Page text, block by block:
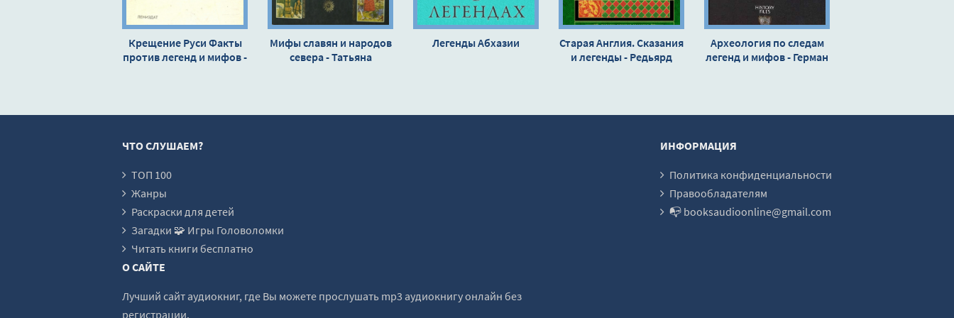
Муравьева Татьяна - Сто великих мифов и легенд
Муравьева Татьяна - Сто великих мифов и легенд
Муравьева Татьяна - Сто великих мифов и легенд
Муравьева Татьяна - Сто великих мифов и легенд
Муравьева Татьяна - Сто великих мифов и легенд
Муравьева Татьяна - Сто великих мифов и легенд
Муравьева Татьяна - Сто великих мифов и легенд
Муравьева Татьяна - Сто великих мифов и легенд
Муравьева Татьяна - Сто великих мифов и легенд
Муравьева Татьяна - Сто великих мифов и легенд
Крещение Руси Факты
против легенд и мифов -
Мифы славян и народов
севера - Татьяна
Легенды Абхазии
Старая Англия. Сказания
и легенды - Редьярд
Археология по следам
легенд и мифов - Герман
ЧТО СЛУШАЕМ?
ТОП 100
Жанры
Раскраски для детей
Загадки 🧩 Игры Головоломки
Читать книги бесплатно
ИНФОРМАЦИЯ
Политика конфиденциальности
Правообладателям
📭 booksaudioonline@gmail.com
О САЙТЕ
Лучший сайт аудиокниг, где Вы можете прослушать mp3 аудиокнигу онлайн без
регистрации.